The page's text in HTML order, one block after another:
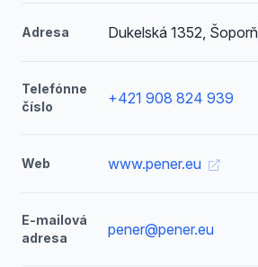
Adresa Dukelská 1352,
Telefónne
číslo
+421 908 824 939
Web www.pener.eu
E-mailová
adresa
pener@pener.eu